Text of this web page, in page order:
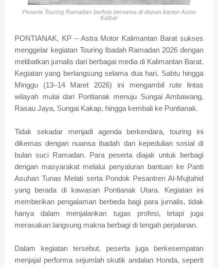
Peserta Touring Ramadan berfoto bersama di depan kantor Asmo
Kalbar
PONTIANAK, KP – Astra Motor Kalimantan Barat sukses
menggelar kegiatan Touring Ibadah Ramadan 2026 dengan
melibatkan jurnalis dari berbagai media di Kalimantan Barat.
Kegiatan yang berlangsung selama dua hari, Sabtu hingga
Minggu (13–14 Maret 2026) ini mengambil rute lintas
wilayah mulai dari Pontianak menuju Sungai Ambawang,
Rasau Jaya, Sungai Kakap, hingga kembali ke Pontianak.
Tidak sekadar menjadi agenda berkendara, touring ini
dikemas dengan nuansa ibadah dan kepedulian sosial di
bulan suci Ramadan. Para peserta diajak untuk berbagi
dengan masyarakat melalui penyaluran bantuan ke Panti
Asuhan Tunas Melati serta Pondok Pesantren Al-Mujtahid
yang berada di kawasan Pontianak Utara. Kegiatan ini
memberikan pengalaman berbeda bagi para jurnalis, tidak
hanya dalam menjalankan tugas profesi, tetapi juga
merasakan langsung makna berbagi di tengah perjalanan.
Dalam kegiatan tersebut, peserta juga berkesempatan
menjajal performa sejumlah skutik andalan Honda, seperti